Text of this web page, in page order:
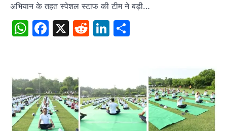
अभियान के तहत स्पेशल स्टाफ की टीम ने बड़ी…
WhatsApp
Facebook
X RedditLinkedIn